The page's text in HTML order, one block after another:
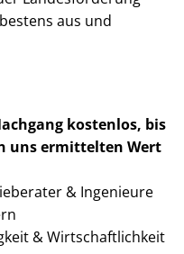
aus und
kostenlos, bis
uns ermittelten Wert
& Ingenieure
& Wirt­schaft­lich­keit